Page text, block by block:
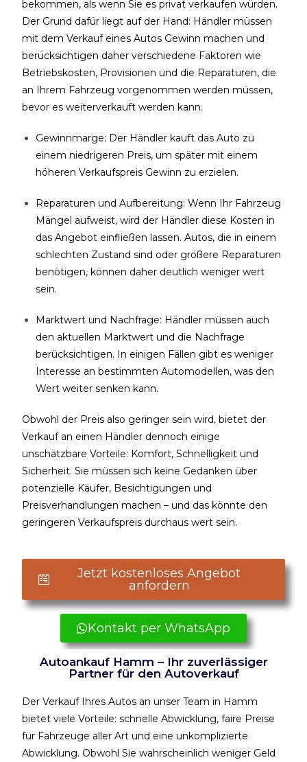
bekommen, als wenn Sie es privat verkaufen würden.
Der Grund dafür liegt auf der Hand: Händler müssen
mit dem Verkauf eines Autos Gewinn machen und
berücksichtigen daher verschiedene Faktoren wie
Betriebskosten, Provisionen und die Reparaturen, die
an Ihrem Fahrzeug vorgenommen werden müssen,
bevor es weiterverkauft werden kann.
Gewinnmarge: Der Händler kauft das Auto zu
einem niedrigeren Preis, um später mit einem
höheren Verkaufspreis Gewinn zu erzielen.
Reparaturen und Aufbereitung: Wenn Ihr Fahrzeug
Mängel aufweist, wird der Händler diese Kosten in
das Angebot einfließen lassen. Autos, die in einem
schlechten Zustand sind oder größere Reparaturen
benötigen, können daher deutlich weniger wert
sein.
Marktwert und Nachfrage: Händler müssen auch
den aktuellen Marktwert und die Nachfrage
berücksichtigen. In einigen Fällen gibt es weniger
Interesse an bestimmten Automodellen, was den
Wert weiter senken kann.
Obwohl der Preis also geringer sein wird, bietet der
Verkauf an einen Händler dennoch einige
unschätzbare Vorteile: Komfort, Schnelligkeit und
Sicherheit. Sie müssen sich keine Gedanken über
potenzielle Käufer, Besichtigungen und
Preisverhandlungen machen – und das könnte den
geringeren Verkaufspreis durchaus wert sein.
Jetzt kostenloses Angebot
anfordern
Kontakt per WhatsApp
Autoankauf Hamm – Ihr zuverlässiger
Partner für den Autoverkauf
Der Verkauf Ihres Autos an unser Team in Hamm
bietet viele Vorteile: schnelle Abwicklung, faire Preise
für Fahrzeuge aller Art und eine unkomplizierte
Abwicklung. Obwohl Sie wahrscheinlich weniger Geld